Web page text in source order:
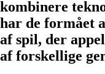
kombinere
har de formået
af spil, der
af forskellige